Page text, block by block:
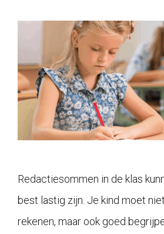
Redactiesommen in de klas
best lastig zijn. Je kind moet
rekenen, maar ook goed